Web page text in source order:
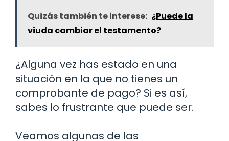
Quizás también te interese: ¿Puede la
viuda cambiar el testamento?
¿Alguna vez has estado en una
situación en la que no tienes un
comprobante de pago? Si es así,
sabes lo frustrante que puede ser.
Veamos algunas de las